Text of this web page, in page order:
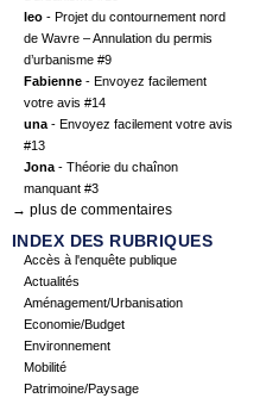
leo - Projet du contournement nord
de Wavre – Annulation du permis
d’urbanisme #9
Fabienne - Envoyez facilement
votre avis #14
una - Envoyez facilement votre avis
#13
Jona - Théorie du chaînon
manquant #3
→ plus de commentaires
INDEX DES RUBRIQUES
Accès à l'enquête publique
Actualités
Aménagement/Urbanisation
Economie/Budget
Environnement
Mobilité
Patrimoine/Paysage